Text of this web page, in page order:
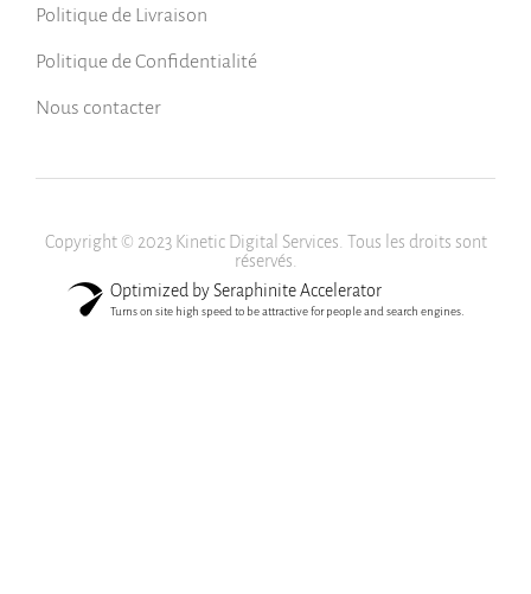
Politique de Livraison
Politique de Confidentialité
Nous contacter
Copyright © 2023 Kinetic Digital Services. Tous les droits sont
réservés.
Optimized by Seraphinite Accelerator
Turns on site high speed to be attractive for people and search engines.